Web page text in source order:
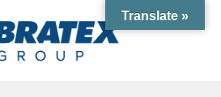
Translate »